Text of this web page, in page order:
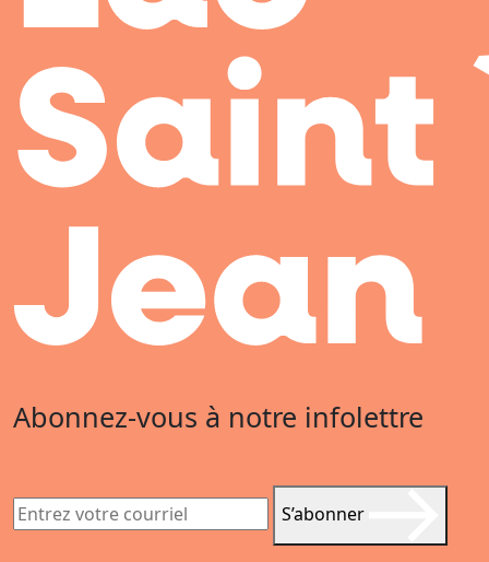
Abonnez-vous à notre infolettre
S’abonner